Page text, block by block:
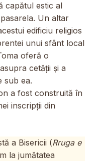
capătul estic al
Un altar
edificiu religios
unui sfânt local
oferă o
cetății și a
sub ea.
a fost construită în
inscripții din
a Bisericii (Rruga e
la jumătatea